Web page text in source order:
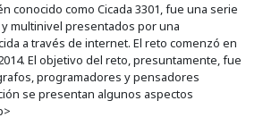
conocido como Cicada 3301, fue una serie
multinivel presentados por una
a través de internet. El reto comenzó en
El objetivo del reto, presuntamente, fue
programadores y pensadores
se presentan algunos aspectos